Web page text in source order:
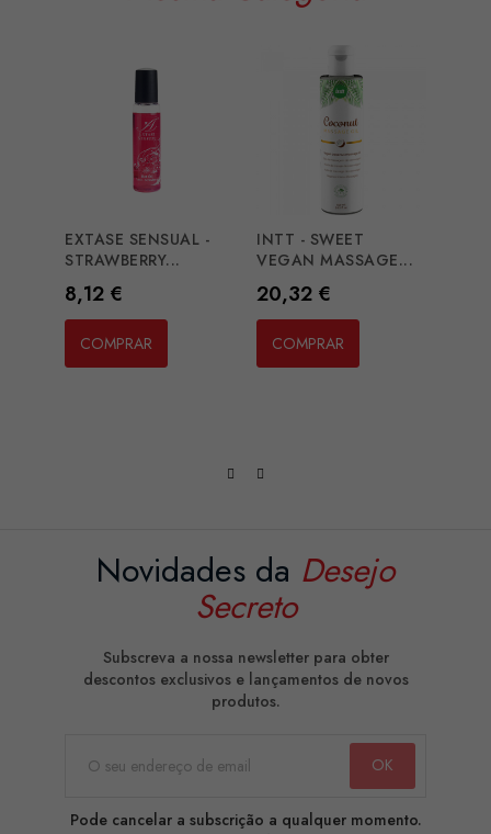
EXTASE SENSUAL -
STRAWBERRY...
Preço
8,12 €
COMPRAR
INTT - SWEET
VEGAN MASSAGE...
Preço
20,32 €
COMPRAR
Novidades da Desejo
Secreto
Subscreva a nossa newsletter para obter
descontos exclusivos e lançamentos de novos
produtos.
Pode cancelar a subscrição a qualquer momento.